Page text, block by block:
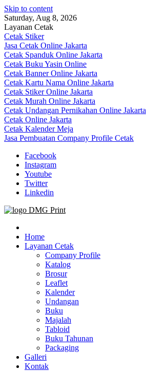
Skip to content
Saturday, Aug 8, 2026
Layanan Cetak
Cetak Stiker
Jasa Cetak Online Jakarta
Cetak Spanduk Online Jakarta
Cetak Buku Yasin Online
Cetak Banner Online Jakarta
Cetak Kartu Nama Online Jakarta
Cetak Stiker Online Jakarta
Cetak Murah Online Jakarta
Cetak Undangan Pernikahan Online Jakarta
Cetak Online Jakarta
Cetak Kalender Meja
Jasa Pembuatan Company Profile Cetak
Facebook
Instagram
Youtube
Twitter
Linkedin
Jasa Cetak Online DMG Printing
Home
Layanan Cetak
Company Profile
Katalog
Brosur
Leaflet
Kalender
Undangan
Buku
Majalah
Tabloid
Buku Tahunan
Packaging
Galleri
Kontak